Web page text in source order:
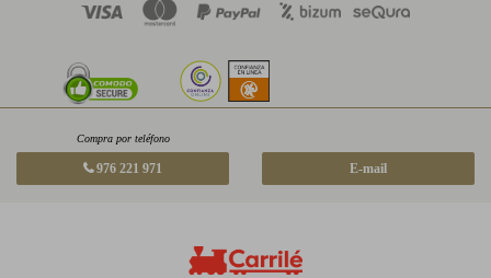
Compra por teléfono
976 221 971 E-mail